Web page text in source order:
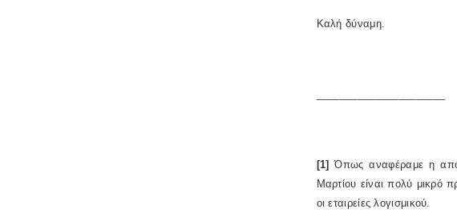
Καλή δύναμη.
[1]Όπως αναφέραμε η
Μαρτίου είναι πολύ μικρό
οι εταιρείες λογισμικού.